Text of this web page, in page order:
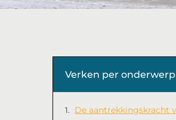
Verken per onderwerp